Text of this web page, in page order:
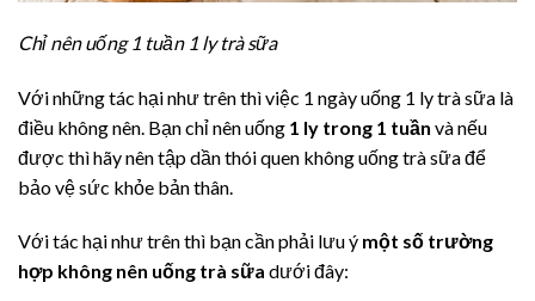
Chỉ nên uống 1 tuần 1 ly trà sữa
Với những tác hại như trên thì việc 1 ngày uống 1 ly trà sữa là
điều không nên. Bạn chỉ nên uống 1 ly trong 1 tuần và nếu
được thì hãy nên tập dần thói quen không uống trà sữa để
bảo vệ sức khỏe bản thân.
Với tác hại như trên thì bạn cần phải lưu ý một số trường
hợp không nên uống trà sữa dưới đây: